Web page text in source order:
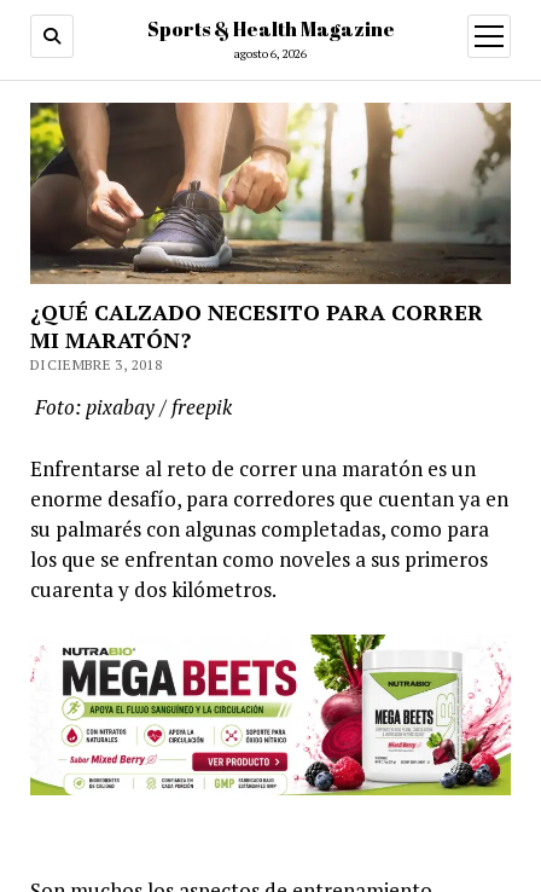
Sports & Health Magazine
agosto 6, 2026
abrir
menú
¿QUÉ CALZADO NECESITO PARA CORRER
MI MARATÓN?
DICIEMBRE 3, 2018
Foto: pixabay / freepik
Enfrentarse al reto de correr una maratón es un
enorme desafío, para corredores que cuentan ya en
su palmarés con algunas completadas, como para
los que se enfrentan como noveles a sus primeros
cuarenta y dos kilómetros.